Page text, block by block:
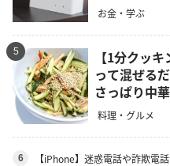
お金・学ぶ
5
【1分クッ
って混ぜる
さっぱり中華
料理・グルメ
6
【iPhone】迷惑電話や詐欺電